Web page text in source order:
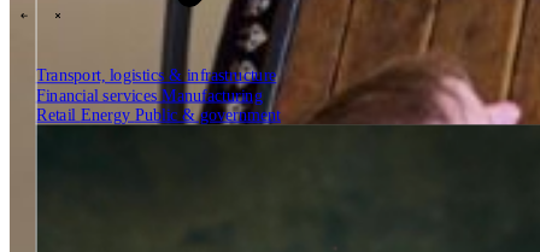
Transport, logistics & infrastructure
Financial servicesManufacturing
Retail Energy Public & government
Insights